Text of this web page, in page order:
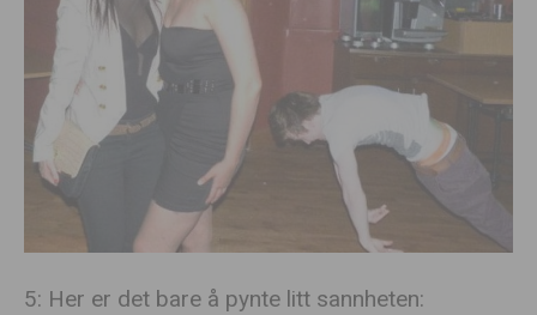
5: Her er det bare å pynte litt sannheten: